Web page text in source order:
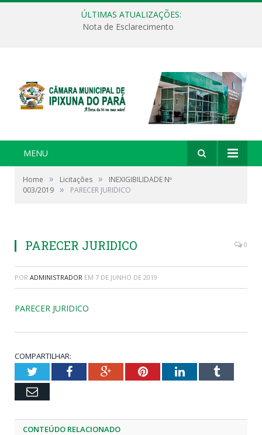
ÚLTIMAS ATUALIZAÇÕES:
Nota de Esclarecimento
MENU
Home » Licitações »
INEXIGIBILIDADE Nº
003/2019 » PARECER JURIDICO
PARECER JURIDICO 0
POR ADMINISTRADOR EM 7 DE JUNHO DE 2019
PARECER JURIDICO
COMPARTILHAR:
TwitterFacebookGoogle+PinterestLinkedInTumblr
Email
CONTEÚDO RELACIONADO